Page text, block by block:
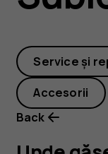
a Service și
Accesorii
Back